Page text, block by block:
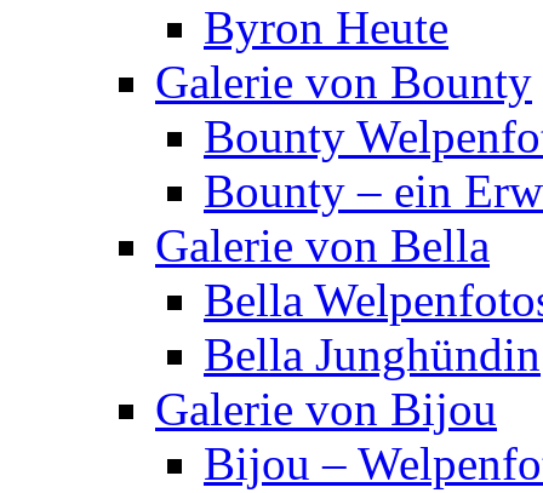
Byron Heute
Galerie von Bounty
Bounty
Bounty – ein
Galerie von Bella
Bella
Bella Junghündin
Galerie von Bijou
Bijou –